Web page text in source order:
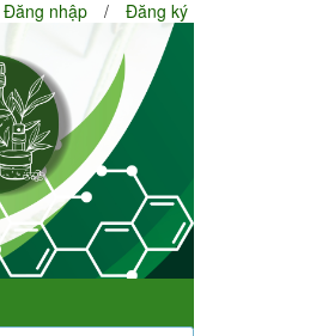
Đăng nhập / Đăng ký